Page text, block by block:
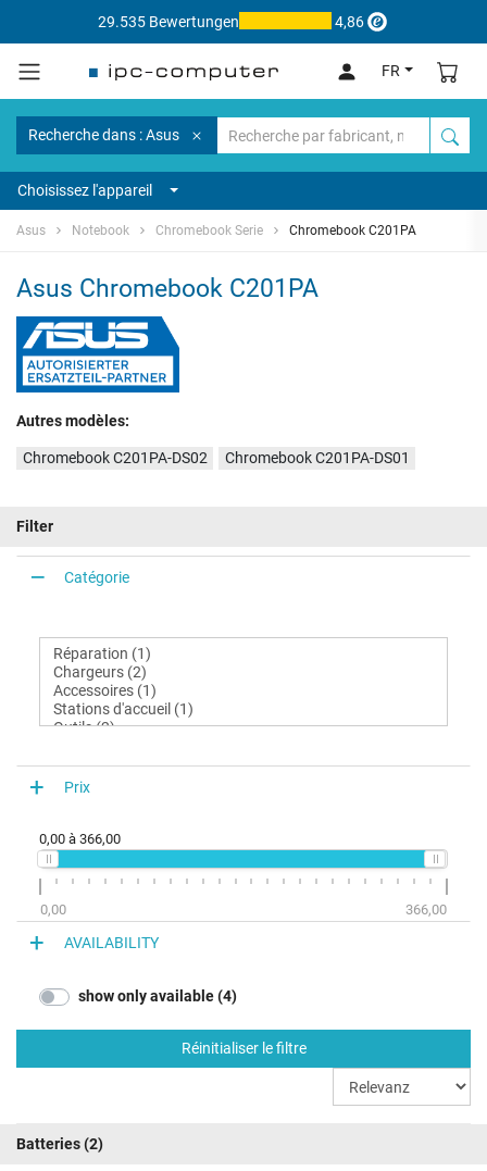
29.535 Bewertungen 4,86
FR
Recherche dans : Asus
Choisissez l'appareil
Asus Notebook Chromebook Serie Chromebook C201PA
Asus Chromebook C201PA
Autres modèles:
Chromebook C201PA-DS02 Chromebook C201PA-DS01
Filter
Catégorie
Prix
0,00 à 366,00
0,00 366,00
AVAILABILITY
show only available (4)
Réinitialiser le filtre
Batteries(2)